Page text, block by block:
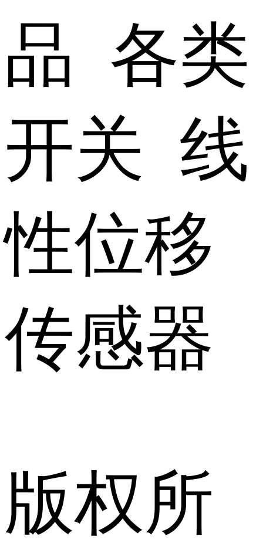
品 各类
开关 线
性位移
传感器
版权所